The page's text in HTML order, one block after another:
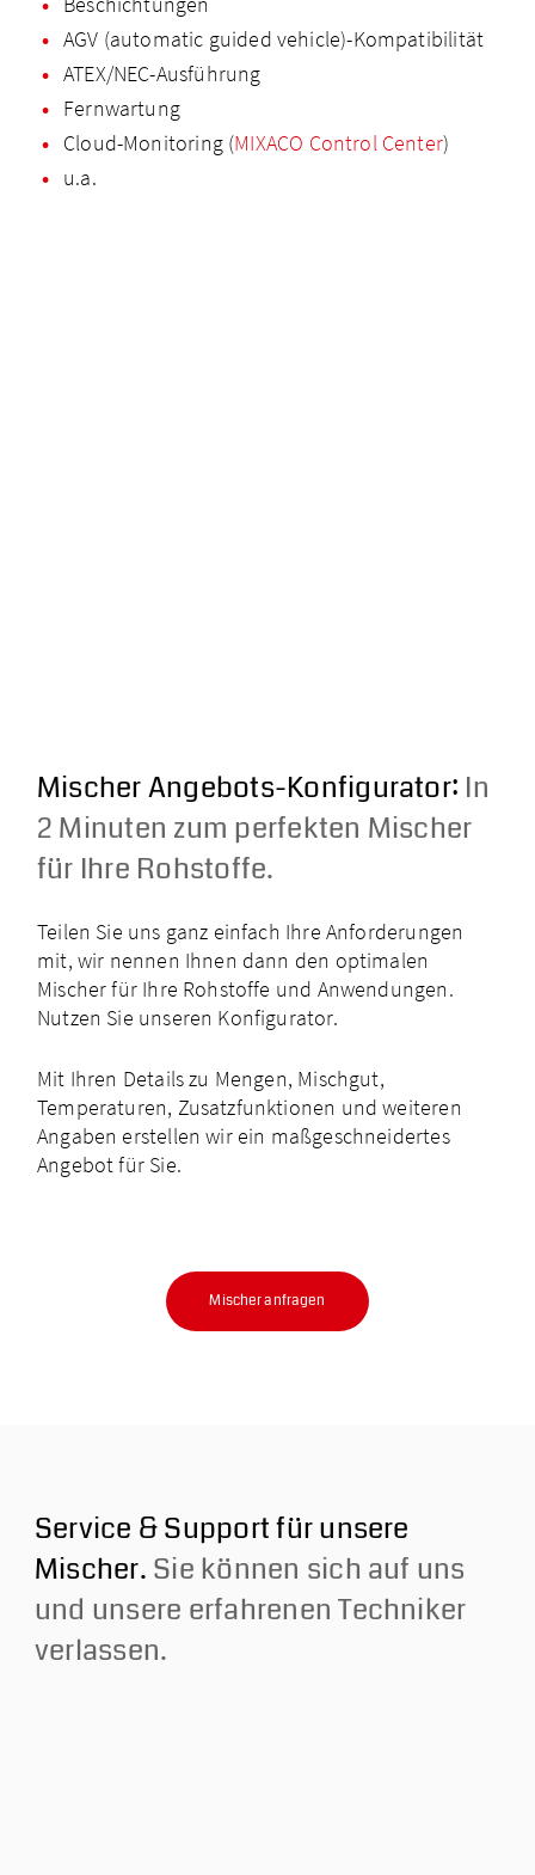
AGV (automatic guided vehicle)-Kompatibilität
ATEX/NEC-Ausführung
Fernwartung
Cloud-Monitoring (MIXACO Control Center)
u.a.
Mischer Angebots-Konfigurator: In
2 Minuten zum perfekten Mischer
für Ihre Rohstoffe.
Teilen Sie uns ganz einfach Ihre Anforderungen
mit, wir nennen Ihnen dann den optimalen
Mischer für Ihre Rohstoffe und Anwendungen.
Nutzen Sie unseren Konfigurator.
Mit Ihren Details zu Mengen, Mischgut,
Temperaturen, Zusatz­funktionen und weiteren
Angaben erstellen wir ein maßgeschneidertes
Angebot für Sie.
Mischer anfragen
Service & Support für unsere
Mischer. Sie können sich auf uns
und unsere erfahrenen Techniker
verlassen.